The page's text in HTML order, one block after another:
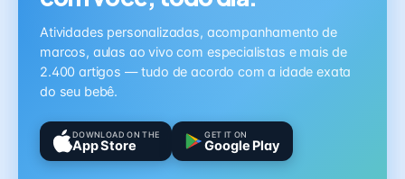
Atividades personalizadas, acompanhamento de
marcos, aulas ao vivo com especialistas e mais de
2.400 artigos — tudo de acordo com a idade exata
do seu bebê.
DOWNLOAD ON THE
App Store
GET IT ON
Google Play